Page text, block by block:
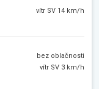
vítr SV 14 km/h
bez oblačnosti
vítr SV 3 km/h